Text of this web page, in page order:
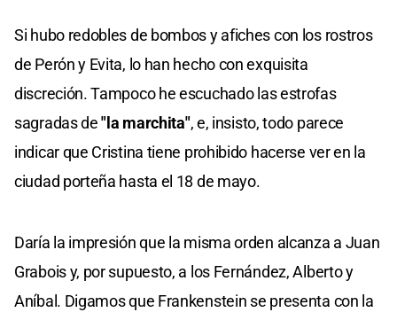
Si hubo redobles de bombos y afiches con los rostros
de Perón y Evita, lo han hecho con exquisita
discreción. Tampoco he escuchado las estrofas
sagradas de"la marchita", e, insisto, todo parece
indicar que Cristina tiene prohibido hacerse ver en la
ciudad porteña hasta el 18 de mayo.
Daría la impresión que la misma orden alcanza a Juan
Grabois y, por supuesto, a los Fernández, Alberto y
Aníbal. Digamos que Frankenstein se presenta con la